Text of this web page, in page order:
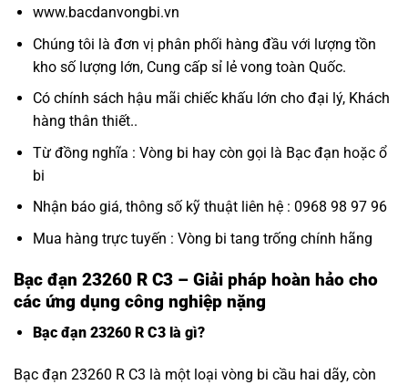
www.bacdanvongbi.vn
Chúng tôi là đơn vị phân phối hàng đầu với lượng tồn
kho số lượng lớn, Cung cấp sỉ lẻ vong toàn Quốc.
Có chính sách hậu mãi chiếc khấu lớn cho đại lý, Khách
hàng thân thiết..
Từ đồng nghĩa : Vòng bi hay còn gọi là Bạc đạn hoặc ổ
bi
Nhận báo giá, thông số kỹ thuật liên hệ : 0968 98 97 96
Mua hàng trực tuyến : Vòng bi tang trống chính hãng
Bạc đạn 23260 R C3 – Giải pháp hoàn hảo cho
các ứng dụng công nghiệp nặng
Bạc đạn 23260 R C3 là gì?
Bạc đạn 23260 R C3 là một loại vòng bi cầu hai dãy, còn